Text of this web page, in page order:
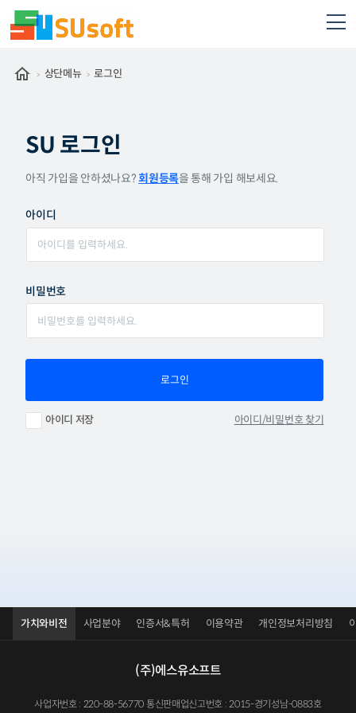
상단메뉴 로그인
SU 로그인
아직 가입을 안하셨나요?회원등록을 통해 가입 해보세요.
아이디
비밀번호
로그인
아이디 저장 아이디/비밀번호 찾기
가치와비전 사업분야 인증서&특허 이용약관 개인정보처리방침
(주)에스유소프트
사업자번호 : 220-88-56770 통신판매업신고번호 : 2015-경기성남-0883호